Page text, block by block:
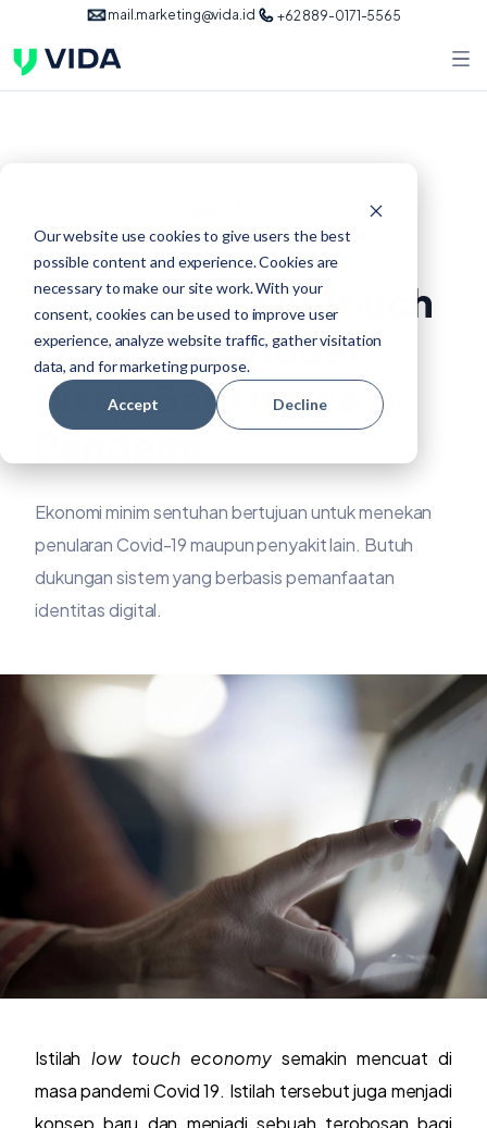
Our website use cookies to give users the best
possible content and experience. Cookies are
necessary to make our site work. With your
consent, cookies can be used to improve user
experience, analyze website traffic, gather visitation
data, and for marketing purpose.
Accept Decline
mail.marketing@vida.id +62 889-0171-5565
Mengenal Low Touch
Economy: Model
Bisnis Baru Pasca
Pandemi
Ekonomi minim sentuhan bertujuan untuk menekan
penularan Covid-19 maupun penyakit lain. Butuh
dukungan sistem yang berbasis pemanfaatan
identitas digital.
Istilah low touch economysemakin mencuat di
masa pandemi Covid 19. Istilah tersebut juga menjadi